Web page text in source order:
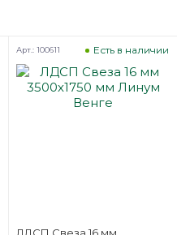
Есть в наличии
Арт.: 100611